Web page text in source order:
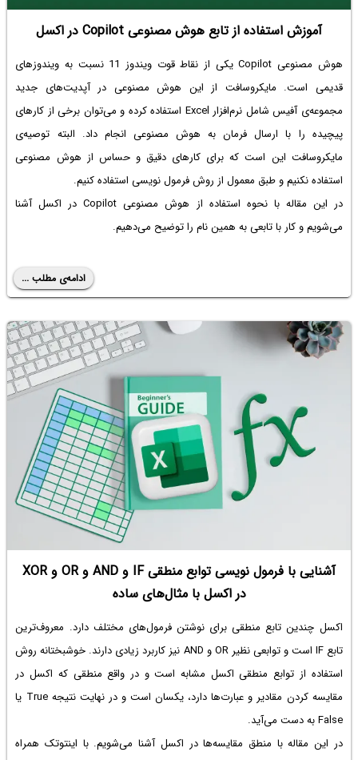
آموزش استفاده از تابع هوش مصنوعی Copilot در اکسل
هوش مصنوعی Copilot یکی از نقاط قوت ویندوز 11 نسبت به ویندوزهای
قدیمی است. مایکروسافت از این هوش مصنوعی در آپدیت‌های جدید
مجموعه‌ی آفیس شامل نرم‌افزار Excel استفاده کرده و می‌توان برخی از کارهای
پیچیده را با ارسال فرمان به هوش مصنوعی انجام داد. البته توصیه‌ی
مایکروسافت این است که برای کارهای دقیق و حساس از هوش مصنوعی
استفاده نکنیم و طبق معمول از روش فرمول نویسی استفاده کنیم.
در این مقاله با نحوه استفاده از هوش مصنوعی Copilot در اکسل آشنا
می‌شویم و کار با تابعی به همین نام را توضیح می‌دهیم.
ادامه‌ی مطلب ...
آشنایی با فرمول نویسی توابع منطقی IF و AND و OR و XOR
در اکسل با مثال‌های ساده
اکسل چندین تابع منطقی برای نوشتن فرمول‌های مختلف دارد. معروف‌ترین
تابع IF است و توابعی نظیر OR و AND نیز کاربرد زیادی دارند. خوشبختانه روش
استفاده از توابع منطقی اکسل مشابه است و در واقع منطقی که اکسل در
مقایسه کردن مقادیر و عبارت‌ها دارد، یکسان است و در نهایت نتیجه True یا
False به دست می‌آید.
در این مقاله با منطق مقایسه‌ها در اکسل آشنا می‌شویم. با اینتوتک همراه